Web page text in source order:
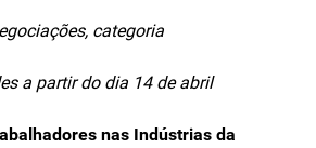
categoria
a partir do dia 14 de abril
nas Indústrias da